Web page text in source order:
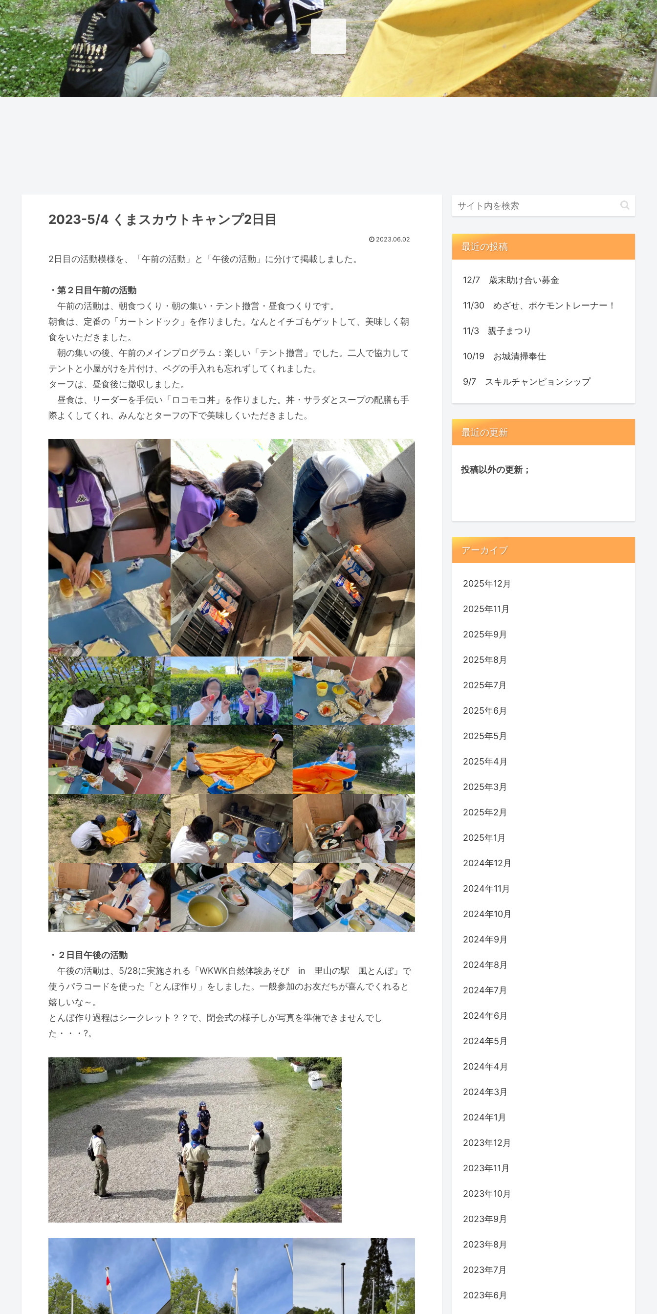
2023-5/4 くまスカウトキャンプ2日目
2023.06.02
2日目の活動模様を、「午前の活動」と「午後の活動」に分けて掲載しました。
・第２日目午前の活動
午前の活動は、朝食つくり・朝の集い・テント撤営・昼食つくりです。
朝食は、定番の「カートンドック」を作りました。なんとイチゴもゲットして、美味しく朝
食をいただきました。
朝の集いの後、午前のメインプログラム：楽しい「テント撤営」でした。二人で協力して
テントと小屋がけを片付け、ペグの手入れも忘れずしてくれました。
ターフは、昼食後に撤収しました。
昼食は、リーダーを手伝い「ロコモコ丼」を作りました。丼・サラダとスープの配膳も手
際よくしてくれ、みんなとターフの下で美味しくいただきました。
・２日目午後の活動
午後の活動は、5/28に実施される「WKWK自然体験あそび in 里山の駅 風とんぼ」で
使うパラコードを使った「とんぼ作り」をしました。一般参加のお友だちが喜んでくれると
嬉しいな～。
とんぼ作り過程はシークレット？？で、閉会式の様子しか写真を準備できませんでし
た・・・?。
最近の投稿
12/7 歳末助け合い募金
11/30 めざせ、ポケモントレーナー！
11/3 親子まつり
10/19 お城清掃奉仕
9/7 スキルチャンピョンシップ
最近の更新
投稿以外の更新；
アーカイブ
2025年12月
2025年11月
2025年9月
2025年8月
2025年7月
2025年6月
2025年5月
2025年4月
2025年3月
2025年2月
2025年1月
2024年12月
2024年11月
2024年10月
2024年9月
2024年8月
2024年7月
2024年6月
2024年5月
2024年4月
2024年3月
2024年1月
2023年12月
2023年11月
2023年10月
2023年9月
2023年8月
2023年7月
2023年6月